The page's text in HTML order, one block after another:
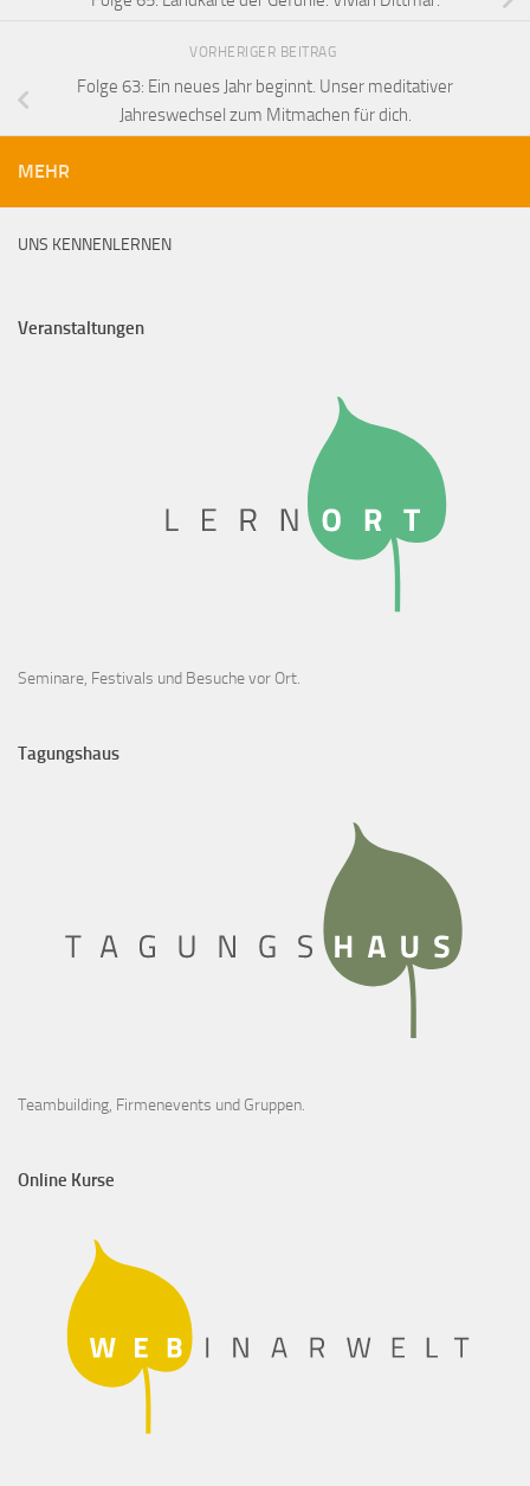
VORHERIGER BEITRAG
Folge 63: Ein neues Jahr beginnt. Unser meditativer
Jahreswechsel zum Mitmachen für dich.
MEHR
UNS KENNENLERNEN
Veranstaltungen
Seminare, Festivals und Besuche vor Ort.
Tagungshaus
Teambuilding, Firmenevents und Gruppen.
Online Kurse